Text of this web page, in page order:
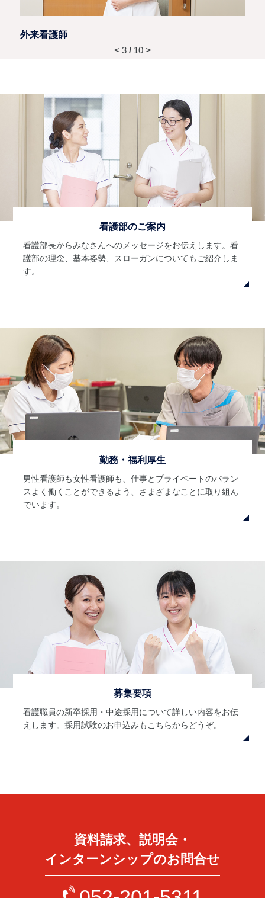
外来看護師
< 3 / 10 >
看護部のご案内
看護部長からみなさんへのメッセージをお伝えします。看
護部の理念、基本姿勢、スローガンについてもご紹介しま
す。
勤務・福利厚生
男性看護師も女性看護師も、仕事とプライベートのバラン
スよく働くことができるよう、さまざまなことに取り組ん
でいます。
募集要項
看護職員の新卒採用・中途採用について詳しい内容をお伝
えします。採用試験のお申込みもこちらからどうぞ。
資料請求、説明会・
インターンシップのお問合せ